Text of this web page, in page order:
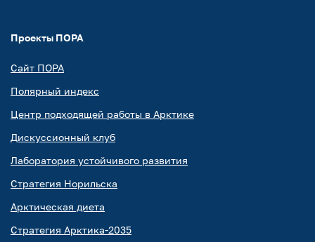
Проекты ПОРА
Сайт ПОРА
Полярный индекс
Центр подходящей работы в Арктике
Дискуссионный клуб
Лаборатория устойчивого развития
Стратегия Норильска
Арктическая диета
Стратегия Арктика-2035